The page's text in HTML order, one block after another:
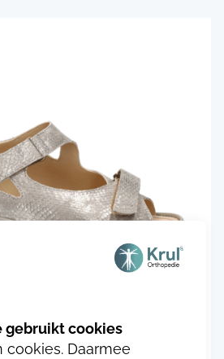
cookies. Daarmee